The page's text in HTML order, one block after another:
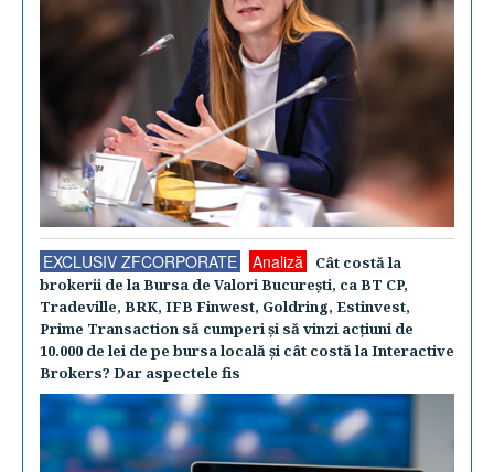
EXCLUSIV ZFCORPORATE Analiză
Cât costă la
brokerii de la Bursa de Valori Bucureşti, ca BT CP,
Tradeville, BRK, IFB Finwest, Goldring, Estinvest,
Prime Transaction să cumperi şi să vinzi acţiuni de
10.000 de lei de pe bursa locală şi cât costă la Interactive
Brokers? Dar aspectele fis